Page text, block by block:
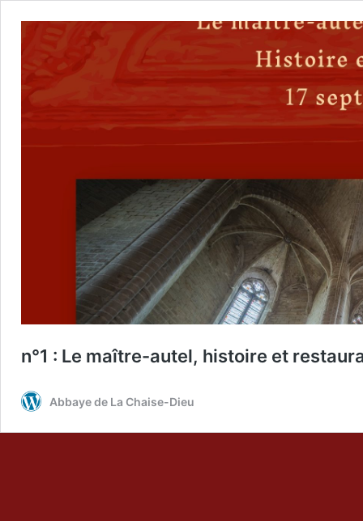
n°1 : Le maître-autel, histoire et
Abbaye de La Chaise-Dieu